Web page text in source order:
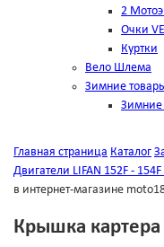
2
Очки
Куртки
Вело Шлема
Зимние
Зимние
Главная страница Каталог
Двигатели LIFAN 152F -
в интернет-магазине
Крышка картера